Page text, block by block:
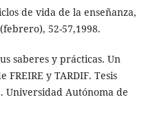
de vida de la enseñanza,
52-57,1998.
saberes y prácticas. Un
y TARDIF. Tesis
Universidad Autónoma de